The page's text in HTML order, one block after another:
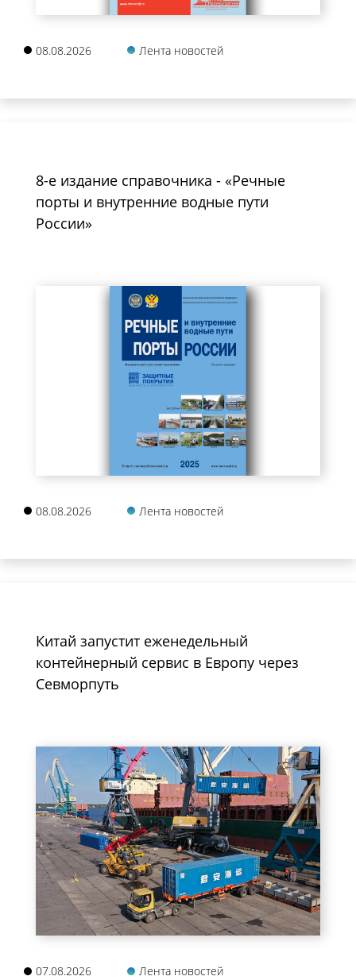
08.08.2026 Лента новостей
8-е издание справочника - «Речные
порты и внутренние водные пути
России»
08.08.2026 Лента новостей
Китай запустит еженедельный
контейнерный сервис в Европу через
Севморпуть
07.08.2026 Лента новостей